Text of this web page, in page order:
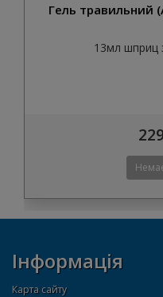
Гель травильний
13мл шприц
Інформація
Карта сайту